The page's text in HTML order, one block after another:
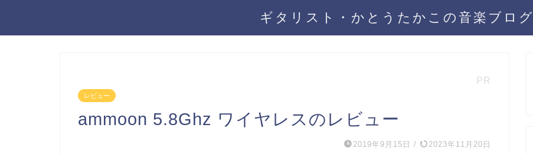
ギタリスト・かとうたかこの音楽ブログ
PR
レビュー
ammoon 5.8Ghz ワイヤレスのレビュー
2019年9月15日 / 2023年11月20日